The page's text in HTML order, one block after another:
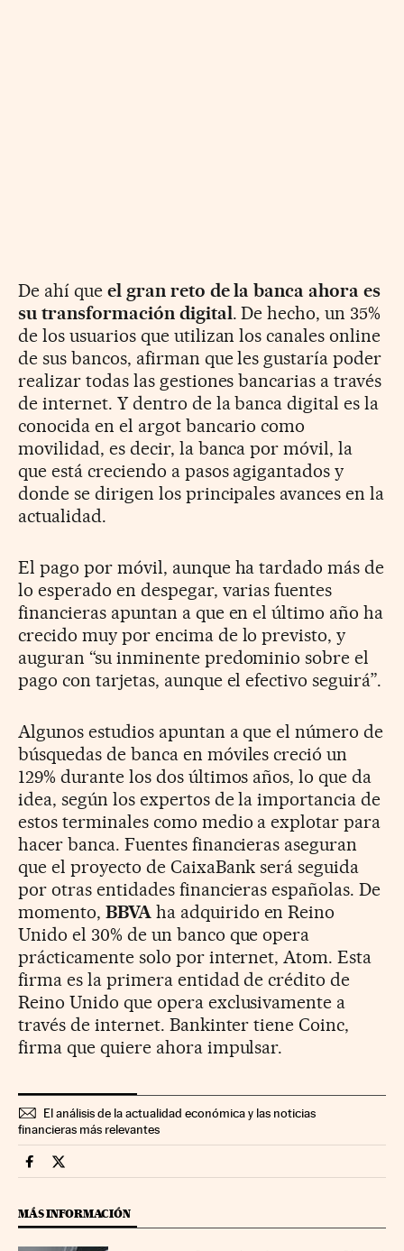
De ahí que el gran reto de la banca ahora es
su transformación digital. De hecho, un 35%
de los usuarios que utilizan los canales online
de sus bancos, afirman que les gustaría poder
realizar todas las gestiones bancarias a través
de internet. Y dentro de la banca digital es la
conocida en el argot bancario como
movilidad, es decir, la banca por móvil, la
que está creciendo a pasos agigantados y
donde se dirigen los principales avances en la
actualidad.
El pago por móvil, aunque ha tardado más de
lo esperado en despegar, varias fuentes
financieras apuntan a que en el último año ha
crecido muy por encima de lo previsto, y
auguran “su inminente predominio sobre el
pago con tarjetas, aunque el efectivo seguirá”.
Algunos estudios apuntan a que el número de
búsquedas de banca en móviles creció un
129% durante los dos últimos años, lo que da
idea, según los expertos de la importancia de
estos terminales como medio a explotar para
hacer banca. Fuentes financieras aseguran
que el proyecto de CaixaBank será seguida
por otras entidades financieras españolas. De
momento, BBVAha adquirido en Reino
Unido el 30% de un banco que opera
prácticamente solo por internet, Atom. Esta
firma es la primera entidad de crédito de
Reino Unido que opera exclusivamente a
través de internet. Bankinter tiene Coinc,
firma que quiere ahora impulsar.
El análisis de la actualidad económica y las noticias
financieras más relevantes
Mercados Financieros Cinco Días en Facebook
Mercados Financieros Cinco Días en Twitter
MÁS INFORMACIÓN